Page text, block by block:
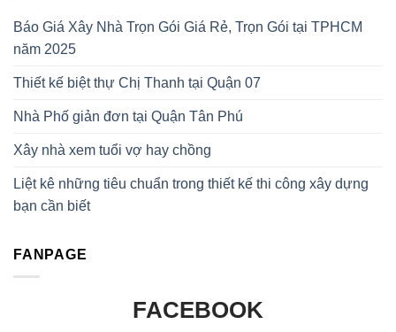
Báo Giá Xây Nhà Trọn Gói Giá Rẻ, Trọn Gói tại TPHCM
năm 2025
Thiết kế biệt thự Chị Thanh tại Quận 07
Nhà Phố giản đơn tại Quận Tân Phú
Xây nhà xem tuổi vợ hay chồng
Liệt kê những tiêu chuẩn trong thiết kế thi công xây dựng
bạn cần biết
FANPAGE
FACEBOOK